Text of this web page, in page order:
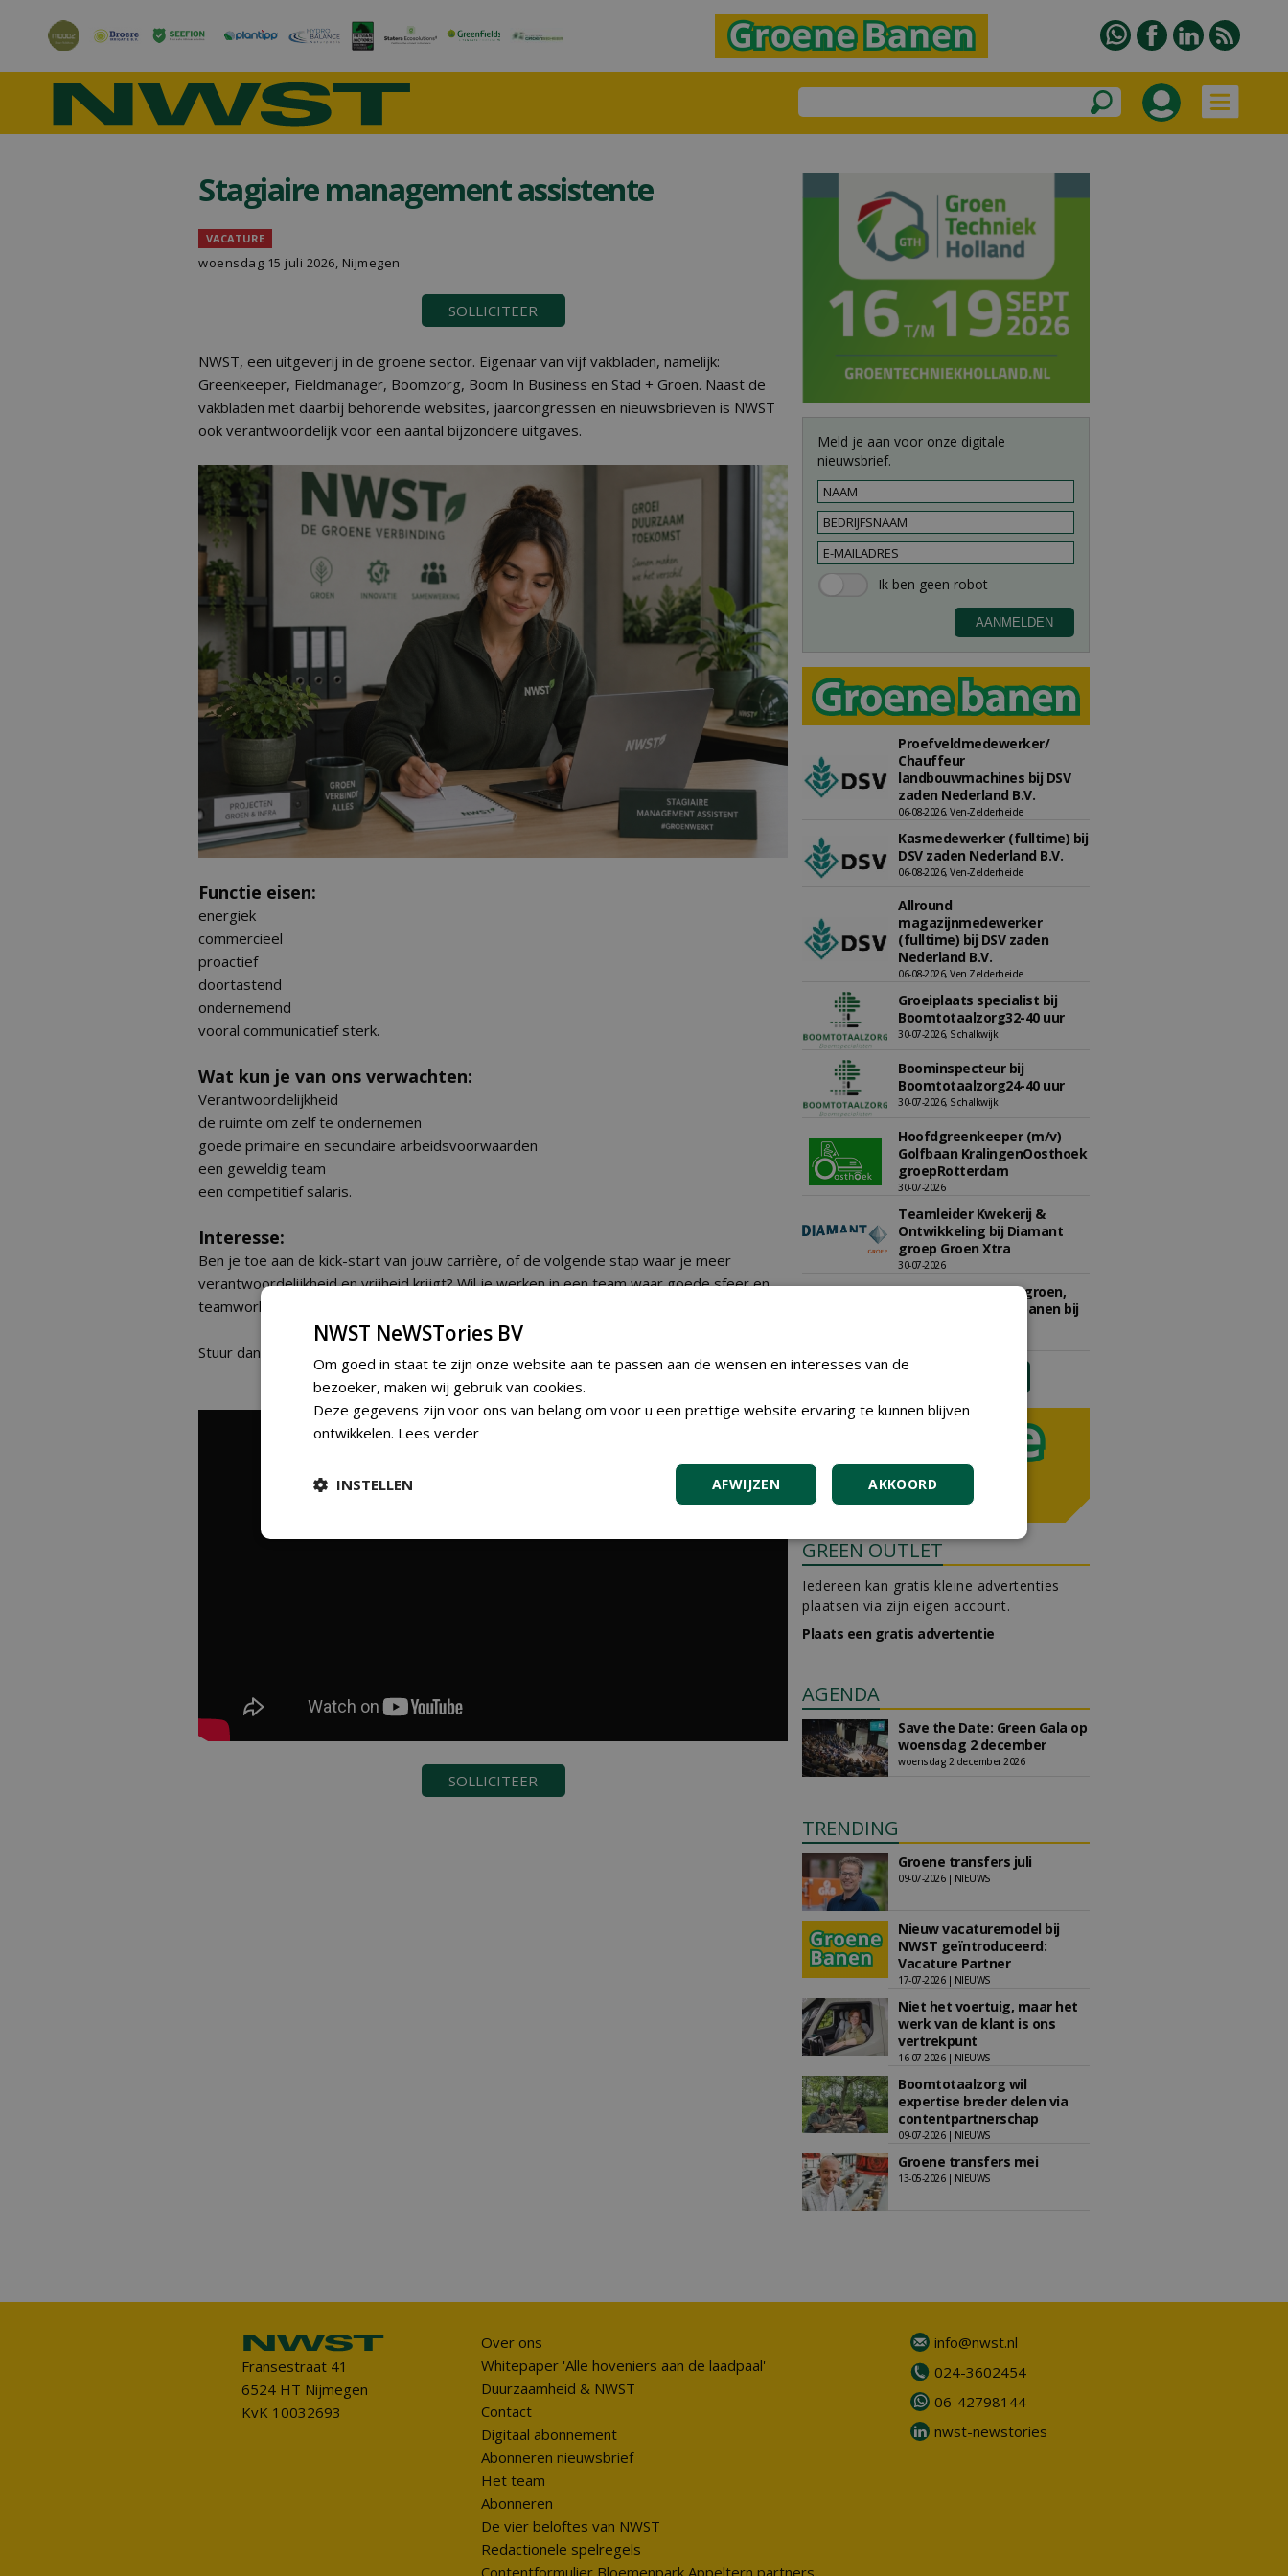
Stagiaire management assistente
VACATURE
woensdag 15 juli 2026, Nijmegen
SOLLICITEER
NWST, een uitgeverij in de groene sector. Eigenaar van vijf vakbladen, namelijk:
Greenkeeper, Fieldmanager, Boomzorg, Boom In Business en Stad + Groen. Naast de
vakbladen met daarbij behorende websites, jaarcongressen en nieuwsbrieven is NWST
ook verantwoordelijk voor een aantal bijzondere uitgaves.
Functie eisen:
energiek
commercieel
proactief
doortastend
ondernemend
vooral communicatief sterk.
Wat kun je van ons verwachten:
Verantwoordelijkheid
de ruimte om zelf te ondernemen
goede primaire en secundaire arbeidsvoorwaarden
een geweldig team
een competitief salaris.
Interesse:
Ben je toe aan de kick-start van jouw carrière, of de volgende stap waar je meer
verantwoordelijkheid en vrijheid krijgt? Wil je werken in een team waar goede sfeer en
teamwork belangrijk zijn?
Stuur dan een sollicitatiebrief + CV naar NWST t.a.v. Lieke van der Weijde:
SOLLICITEER
Meld je aan voor onze digitale
nieuwsbrief.
Proefveldmedewerker/
Chauffeur
landbouwmachines bij DSV
zaden Nederland B.V.
06-08-2026, Ven-Zelderheide
Kasmedewerker (fulltime) bij
DSV zaden Nederland B.V.
06-08-2026, Ven-Zelderheide
Allround
magazijnmedewerker
(fulltime) bij DSV zaden
Nederland B.V.
06-08-2026, Ven Zelderheide
Groeiplaats specialist bij
Boomtotaalzorg32-40 uur
30-07-2026, Schalkwijk
Boominspecteur bij
Boomtotaalzorg24-40 uur
30-07-2026, Schalkwijk
Hoofdgreenkeeper (m/v)
Golfbaan KralingenOosthoek
groepRotterdam
30-07-2026
Teamleider Kwekerij &
Ontwikkeling bij Diamant
groep Groen Xtra
30-07-2026
Adviseur openbaar groen,
sportvelden & golfbanen bij
GREEN OUTLET
Iedereen kan gratis kleine advertenties
plaatsen via zijn eigen account.
Plaats een gratis advertentie
AGENDA
Save the Date: Green Gala op
woensdag 2 december
woensdag 2 december 2026
TRENDING
Groene transfers juli
09-07-2026 | NIEUWS
Nieuw vacaturemodel bij
NWST geïntroduceerd:
Vacature Partner
17-07-2026 | NIEUWS
Niet het voertuig, maar het
werk van de klant is ons
vertrekpunt
16-07-2026 | NIEUWS
Boomtotaalzorg wil
expertise breder delen via
contentpartnerschap
09-07-2026 | NIEUWS
Groene transfers mei
13-05-2026 | NIEUWS
Fransestraat 41
6524 HT Nijmegen
KvK 10032693
Over ons
Whitepaper 'Alle hoveniers aan de laadpaal'
Duurzaamheid & NWST
Contact
Digitaal abonnement
Abonneren nieuwsbrief
Het team
Abonneren
De vier beloftes van NWST
Redactionele spelregels
Contentformulier Bloemenpark Appeltern partners
info@nwst.nl
024-3602454
06-42798144
nwst-newstories
NWST NeWSTories BV
Om goed in staat te zijn onze website aan te passen aan de wensen en interesses van de
bezoeker, maken wij gebruik van cookies.
Deze gegevens zijn voor ons van belang om voor u een prettige website ervaring te kunnen blijven
ontwikkelen. Lees verder
AKKOORD
AFWIJZEN
INSTELLEN